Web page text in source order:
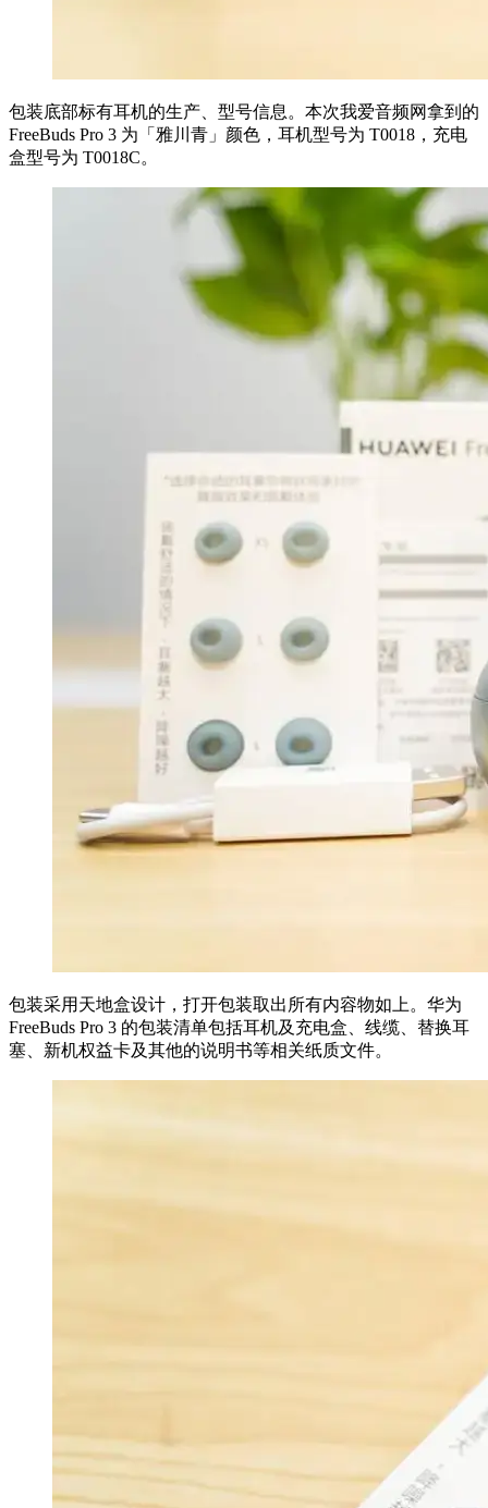
包装底部标有耳机的生产、型号信息。本次我爱音频网拿到的
FreeBuds Pro 3 为「雅川青」颜色，耳机型号为 T0018，充电
盒型号为 T0018C。
包装采用天地盒设计，打开包装取出所有内容物如上。华为
FreeBuds Pro 3 的包装清单包括耳机及充电盒、线缆、替换耳
塞、新机权益卡及其他的说明书等相关纸质文件。